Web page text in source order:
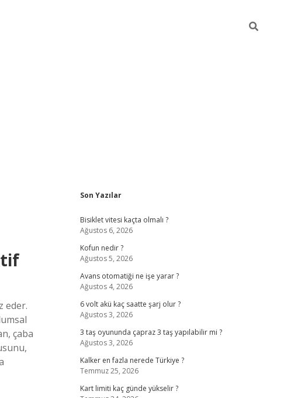
eder.
çaba
Sidebar
Son Yazılar
Bisiklet vitesi kaçta olmalı ?
Ağustos 6, 2026
Kofun nedir ?
Ağustos 5, 2026
Avans otomatiği ne işe yarar ?
Ağustos 4, 2026
6 volt akü kaç saatte şarj olur ?
Ağustos 3, 2026
3 taş oyununda çapraz 3 taş yapılabilir mi ?
Ağustos 3, 2026
Kalker en fazla nerede Türkiye ?
Temmuz 25, 2026
Kart limiti kaç günde yükselir ?